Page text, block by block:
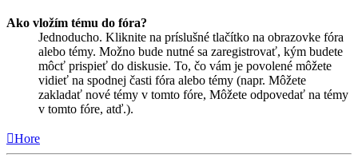
Ako vložím tému do fóra?
Jednoducho. Kliknite na príslušné tlačítko na obrazovke fóra
alebo témy. Možno bude nutné sa zaregistrovať, kým budete
môcť prispieť do diskusie. To, čo vám je povolené môžete
vidieť na spodnej časti fóra alebo témy (napr. Môžete
zakladať nové témy v tomto fóre, Môžete odpovedať na témy
v tomto fóre, atď.).
Hore